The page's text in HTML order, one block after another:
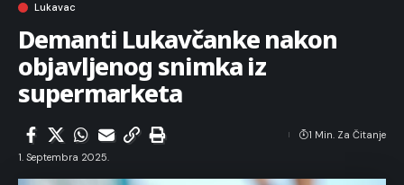
Lukavac
Demanti Lukavčanke nakon
objavljenog snimka iz
supermarketa
1. Septembra 2025.
1 Min. Za Čitanje